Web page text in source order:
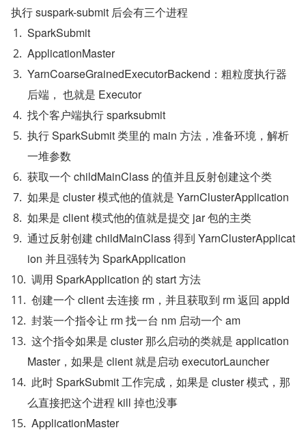
执行 suspark-submit 后会有三个进程
SparkSubmit
ApplicationMaster
YarnCoarseGrainedExecutorBackend：粗粒度执行器
后端， 也就是 Executor
找个客户端执行 sparksubmit
执行 SparkSubmit 类里的 main 方法，准备环境，解析
一堆参数
获取一个 childMainClass 的值并且反射创建这个类
如果是 cluster 模式他的值就是 YarnClusterApplication
如果是 client 模式他的值就是提交 jar 包的主类
通过反射创建 childMainClass 得到 YarnClusterApplicat
ion 并且强转为 SparkApplication
调用 SparkApplication 的 start 方法
创建一个 client 去连接 rm，并且获取到 rm 返回 appId
封装一个指令让 rm 找一台 nm 启动一个 am
这个指令如果是 cluster 那么启动的类就是 application
Master，如果是 client 就是启动 executorLauncher
此时 SparkSubmit 工作完成，如果是 cluster 模式，那
么直接把这个进程 kill 掉也没事
ApplicationMaster